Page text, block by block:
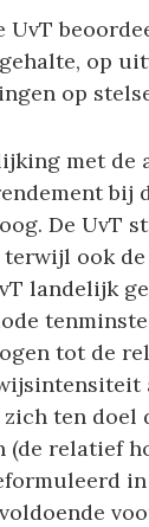
op
op
met de
bij
De UvT
ook
landelijk
tot de
ten
relatief